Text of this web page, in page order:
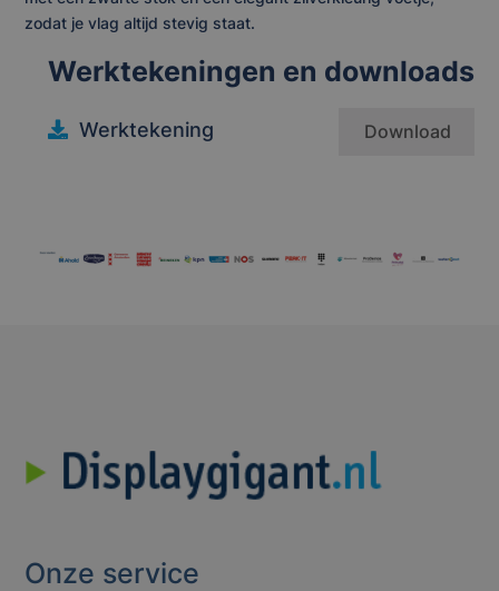
zodat je vlag altijd stevig staat.
Werktekeningen en downloads
Werktekening Download
Onze service